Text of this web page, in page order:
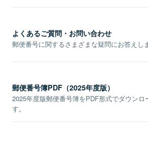
よくあるご質問・お問い合わせ
郵便番号に関するさまざまな疑問にお答えし
郵便番号簿PDF（2025年度版）
2025年度版郵便番号簿をPDF形式でダウンロ
す。